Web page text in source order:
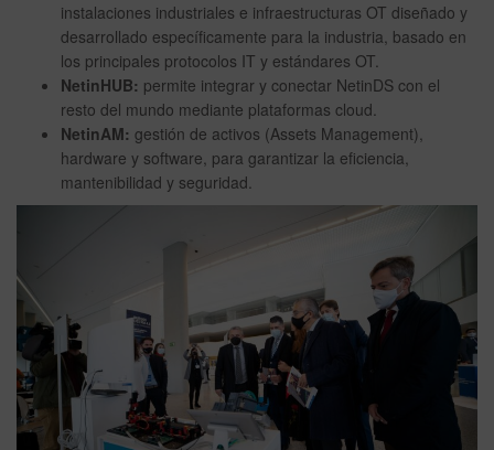
instalaciones industriales e infraestructuras OT diseñado y
desarrollado específicamente para la industria, basado en
los principales protocolos IT y estándares OT.
NetinHUB: permite integrar y conectar NetinDS con el
resto del mundo mediante plataformas cloud.
NetinAM: gestión de activos (Assets Management),
hardware y software, para garantizar la eficiencia,
mantenibilidad y seguridad.